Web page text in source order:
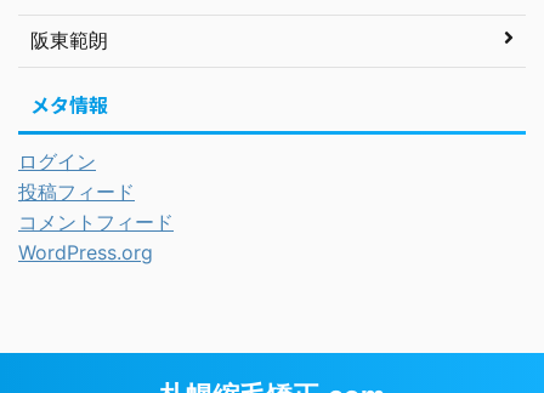
阪東範朗
メタ情報
ログイン
投稿フィード
コメントフィード
WordPress.org